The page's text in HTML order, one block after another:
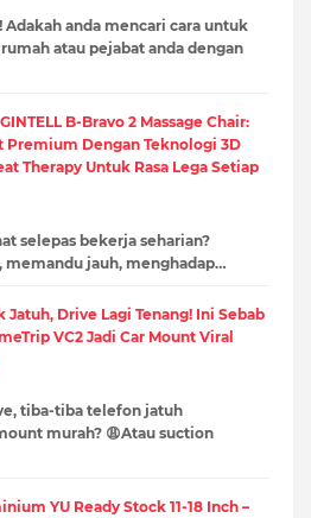
Adakah anda mencari cara untuk
atau pejabat anda dengan
B-Bravo 2 Massage Chair:
Premium Dengan Teknologi 3D
Therapy Untuk Rasa Lega Setiap
selepas bekerja seharian?
memandu jauh, menghadap…
Jatuh, Drive Lagi Tenang! Ini Sebab
VC2 Jadi Car Mount Viral
tiba-tiba telefon jatuh
murah? 😩Atau suction
YU Ready Stock 11-18 Inch –